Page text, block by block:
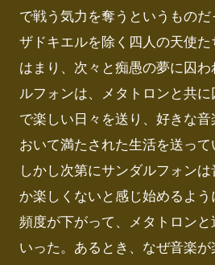
で戦う気力を奪うというものだ
ザドキエルを除く四人の天使
はまり、次々と痴愚の夢に囚
ルフォンは、メタトロンと共
で楽しい日々を送り、好きな
おいて満たされた生活を送って
しかし次第にサンダルフォン
か楽しくないと感じ始めるよう
頻度が下がって、メタトロン
いった。あるとき、なぜ音楽